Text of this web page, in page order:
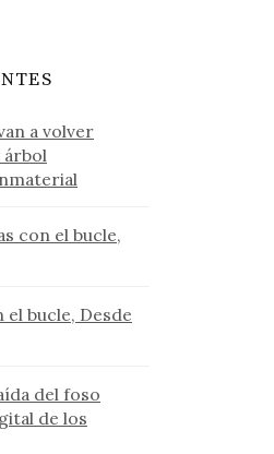
a volver
árbol
con el bucle,
el bucle, Desde
del foso
de los